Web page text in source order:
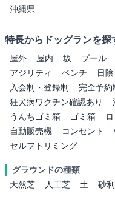
沖縄県
特長からドッグランを探
屋外 屋内 坂 プール
アジリティ
ベンチ 日陰
入会制・登録制
完全予約
狂犬病ワクチン確認あり
うんちゴミ箱
ゴミ箱
自動販売機
コンセント
セルフトリミング
グラウンドの種類
天然芝
人工芝 土 砂利